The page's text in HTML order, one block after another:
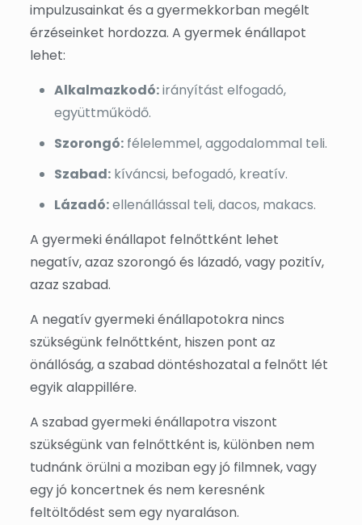
impulzusainkat és a gyermekkorban megélt
érzéseinket hordozza. A gyermek énállapot
lehet:
Alkalmazkodó:irányítást elfogadó,
együttműködő.
Szorongó:félelemmel, aggodalommal teli.
Szabad:kíváncsi, befogadó, kreatív.
Lázadó:ellenállással teli, dacos, makacs.
A gyermeki énállapot felnőttként lehet
negatív, azaz szorongó és lázadó, vagy pozitív,
azaz szabad.
A negatív gyermeki énállapotokra nincs
szükségünk felnőttként, hiszen pont az
önállóság, a szabad döntéshozatal a felnőtt lét
egyik alappillére.
A szabad gyermeki énállapotra viszont
szükségünk van felnőttként is, különben nem
tudnánk örülni a moziban egy jó filmnek, vagy
egy jó koncertnek és nem keresnénk
feltöltődést sem egy nyaraláson.